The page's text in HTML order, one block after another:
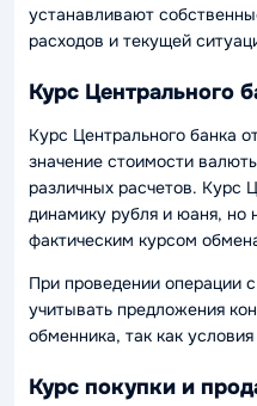
устанавливают
расходов и текущей
Курс Центрального
Курс Центрального банка
значение стоимости
различных расчетов. Курс
динамику рубля и юаня, но
фактическим курсом
При проведении операции
учитывать предложения
обменника, так как
Курс покупки и